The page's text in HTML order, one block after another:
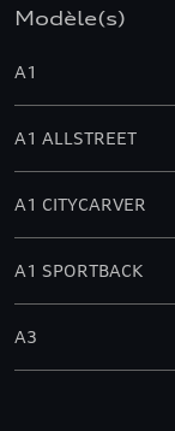
Modèle(s)
A1
A1 ALLSTREET
A1 CITYCARVER
A1 SPORTBACK
A3